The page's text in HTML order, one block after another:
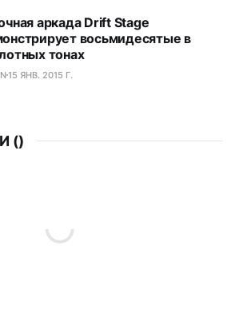
аркада Drift Stage
восьмидесятые в
тонах
15 ЯНВ. 2015 Г.
()